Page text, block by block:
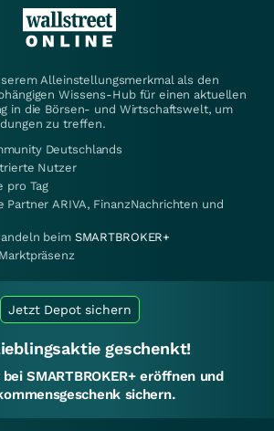
Alleinstellungsmerkmal als den
Wissens-Hub für einen aktuellen
in die Börsen- und Wirtschaftswelt, um
zu treffen.
Deutschlands
Nutzer
pro Tag
Partner ARIVA, FinanzNachrichten und
beim SMARTBROKER+
Jetzt Depot sichern
geschenkt!
SMARTBROKER+ eröffnen und
sichern.